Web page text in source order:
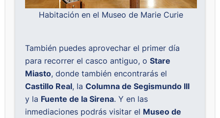
Habitación en el Museo de Marie Curie
También puedes aprovechar el primer día
para recorrer el casco antiguo, oStare
Miasto, donde también encontrarás el
Castillo Real, laColumna de Segismundo III
y la Fuente de la Sirena. Y en las
inmediaciones podrás visitar el Museo de